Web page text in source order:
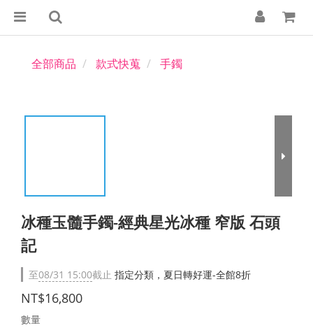
全部商品 款式快蒐 手鐲
冰種玉髓手鐲-經典星光冰種 窄版 石頭
記
至08/31 15:00截止 指定分類，夏日轉好運-全館8折
NT$16,800
數量